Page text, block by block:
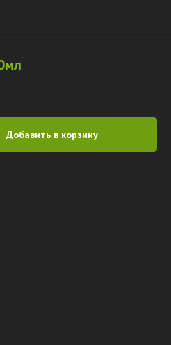
Добавить в корзину